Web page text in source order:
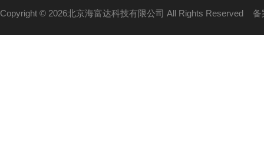
Copyright © 2026北京海富达科技有限公司 All Rights Reserved 备